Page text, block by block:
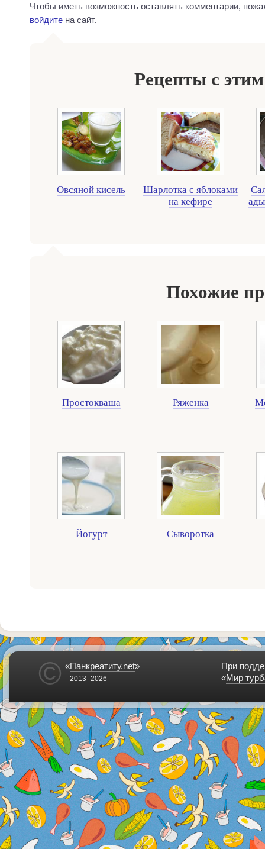
Чтобы иметь возможность оставлять комментарии,
войдите на сайт.
Рецепты с
Овсяной кисель
Шарлотка с яблоками
на кефире
Похожие
Простокваша Ряженка
Йогурт Сыворотка
© «Панкреатиту.net»
2013–2026
При
«Мир